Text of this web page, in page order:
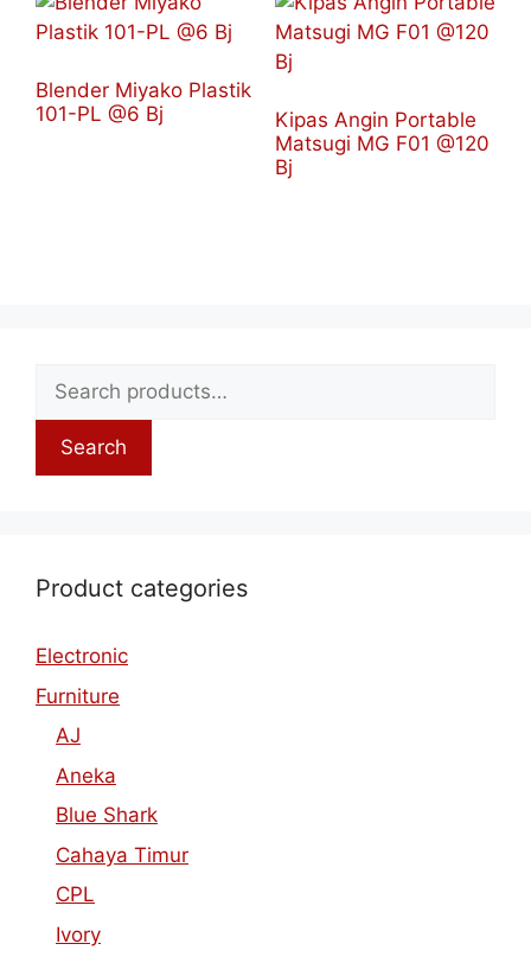
Blender Miyako Plastik
101-PL @6 Bj
Kipas Angin Portable
Matsugi MG F01 @120
Bj
Search
Product categories
Electronic
Furniture
AJ
Aneka
Blue Shark
Cahaya Timur
CPL
Ivory